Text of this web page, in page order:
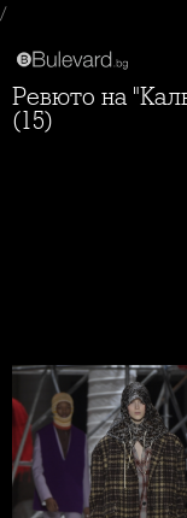
/
Ревюто на "Калвин Клайн" за есен-зима 2018
(15)